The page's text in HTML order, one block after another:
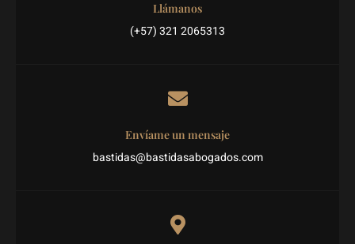
Llámanos
(+57) 321 2065313
Envíame un mensaje
bastidas@bastidasabogados.com